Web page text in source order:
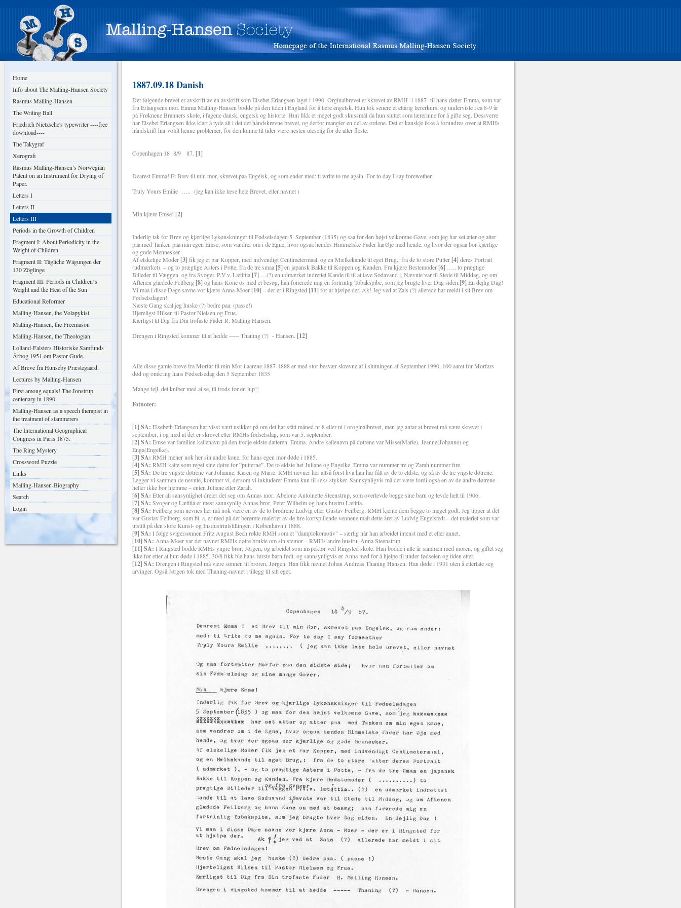
Home
Info about The Malling-Hansen Society
Rasmus Malling-Hansen
The Writing Ball
Friedrich Nietzsche's typewriter ----free
download----
The Takygraf
Xerografi
Rasmus Malling-Hansen’s Norwegian
Patent on an Instrument for Drying of
Paper.
Letters I
Letters II
Letters III
Periods in the Growth of Children
Fragment I: About Periodicity in the
Weight of Children
Fragment II: Tägliche Wägungen der
130 Zöglinge
Fragment III: Periods in Children´s
Weight and the Heat of the Sun
Educational Reformer
Malling-Hansen, the Volapykist
Malling-Hansen, the Freemason
Malling-Hansen, the Theologian.
Lolland-Falsters Historiske Samfunds
Årbog 1951 om Pastor Gude.
Af Breve fra Hunseby Præstegaard.
Lectures by Malling-Hansen
First among equals! The Jonstrup
centenary in 1890.
Malling-Hansen as a speech therapist in
the treatment of stammerers
The International Geographical
Congress in Paris 1875.
The Ring Mystery
Crossword Puzzle
Links
Malling-Hansen-Biography
Search
Login
1887.09.18 Danish
Det følgende brevet er avskrift av en avskrift som Elsebet Erlangsen laget i 1990. Orginalbrevet er skrevet av RMH i 1887 til hans datter Emma, som var
fru Erlangsens mor. Emma Malling-Hansen bodde på den tiden i England for å lære engelsk. Hun tok senere et ettårig lærerkurs, og underviste i ca 8-9 år
på Frøknene Branners skole, i fagene dansk, engelsk og historie. Hun fikk et meget godt skussmål da hun sluttet som lærerinne for å gifte seg. Dessverre
har Elsebet Erlangsen ikke klart å tyde alt i det det håndskrevne brevet, og derfor mangler en del av ordene. Det er kanskje ikke å forundres over at RMHs
håndskrift har voldt henne problemer, for den kunne til tider være nesten uleselig for de aller fleste.
Copenhagen 18 8/9 87. [1]
Dearest Emma! Et Brev til min mor, skrevet paa Engelsk, og som ender med: ti write to me again. For to day I say forewether.
Truly Yours Emilie ….. (jeg kan ikke læse hele Brevet, eller navnet )
Min kjære Emse! [2]
Inderlig tak for Brev og kjærlige Lykønskninger til Fødselsdagen 5. September (1835) og saa for den højst velkomne Gave, som jeg har set atter og atter
paa med Tanken paa min egen Emse, som vandrer om i de Egne, hvor ogsaa hendes Himmelske Fader harØje med hende, og hvor der ogsaa bor kjærlige
og gode Mennesker.
Af elskelige Moder[3] fik jeg et par Kopper, med indvendigt Centimetermaal, og en Mælkekande til eget Brug,: fra de to store Putter[4] deres Portrait
(udmærket). – og to prægtige Asters i Potte, fra de tre smaa[5] en japansk Bakke til Koppen og Kanden. Fra kjære Bestemoder[6] ….. to prægtige
Billeder til Væggen. og fra Svoger. P.V.v. Lætittia[7] …(?) en udmærket indrettet Kande til til at lave Sodavand i, Nævnte var til Stede til Middag, og om
Aftenen glædede Feilberg[8] og hans Kone os med et besøg; han forærede mig en fortrinlig Tobakspibe, som jeg brugte hver Dag siden.[9] En dejlig Dag!
Vi maa i disse Dage savne vor kjære Anna-Moer[10] – der er i Ringsted [11] for at hjælpe der. Ak! Jeg ved at Zais (?) allerede har meldt i sit Brev om
Fødselsdagen!
Næste Gang skal jeg huske (?) bedre paa. (passe!)
Hjereligst Hilsen til Pastor Nielsen og Frue.
Kærligst til Dig fra Din trofaste Fader R. Malling Hansen.
Drengen i Ringsted kommer til at hedde ----- Thaning (?) - Hansen. [12]
Alle disse gamle breve fra Morfar til min Mor i aarene 1887-1888 er med stor besvær skrevne af i slutningen af September 1990, 100 aaret for Morfars
død og omkring hans Fødselsedag den 5 September 1835
Mange fejl, det kniber med at se, til trods for en lup!!
Fotnoter:
[1] SA: Elsebeth Erlangsen har visst vært usikker på om det har stått måned nr 8 eller ni i oroginalbrevet, men jeg antar at brevet må være skrevet i
september, i og med at det er skrevet etter RMHs fødselsdag, som var 5. september.
[2] SA: Emse var familien kallenavn på den tredje eldste datteren, Emma. Andre kallenavn på døtrene var Misse(Marie), Jeanne(Johanne) og
Enga(Engelke).
[3] SA: RMH mener nok her sin andre kone, for hans egen mor døde i 1885.
[4] SA: RMH kalte som regel sine døtre for ”putterne”. De to eldste het Juliane og Engelke. Emma var nummer tre og Zarah nummer fire.
[5] SA: De tre yngste døtrene var Johanne, Karen og Marie. RMH nevner her altså først hva han har fått av de to eldste, og så av de tre yngste døtrene.
Legger vi sammen de nevnte, kommer vi, dersom vi inkluderer Emma kun til seks stykker. Sannsynligvis må det være fordi også en av de andre døtrene
heller ikke bor hjemme – enten Juliane eller Zarah.
[6] SA: Etter all sansynlighet dreier det seg om Annas mor, Abelone Antoinette Steenstrup, som overlevde begge sine barn og levde helt til 1906.
[7] SA: Svoger og Lætitia er mest sannsynlig Annas bror, Peter Wilhelm og hans hustru Lætitia.
[8] SA: Feilberg som nevnes her må nok være en av de to brødrene Ludvig eller Gustav Feilberg. RMH kjente dem begge to meget godt. Jeg tipper at det
var Gustav Feilberg, som bl. a. er med på det berømte maleriet av de fire kortspillende vennene malt dette året av Ludvig Engelstedt – det maleriet som var
utstilt på den store Kunst- og Insdustriutstillingen i København i 1888.
[9] SA: I følge svigersønnen Fritz August Bech røkte RMH som et ”damplokomotiv” – særlig når han arbeidet intenst med et eller annet.
[10] SA: Anna-Moer var det navnet RMHs døtre brukte om sin stemor – RMHs andre hustru, Anna Steenstrup.
[11] SA: I Ringsted bodde RMHs yngre bror, Jørgen, og arbeidet som inspektør ved Ringsted skole. Han bodde i alle år sammen med moren, og giftet seg
ikke før etter at hun døde i 1885. 30/8 fikk ble hans første barn født, og sannsynligvis er Anna med for å hjelpe til under fødselen og tiden etter.
[12] SA: Drengen i Ringsted må være sønnen til broren, Jørgen. Han fikk navnet Johan Andreas Thaning Hansen. Han døde i 1931 uten å etterlate seg
arvinger. Også Jørgen tok med Thaning-navnet i tillegg til sitt eget.